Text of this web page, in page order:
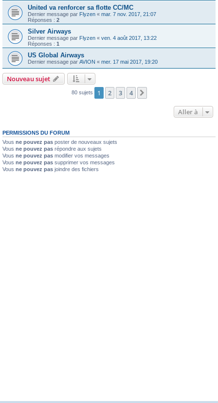
United va renforcer sa flotte CC/MC
Dernier message par Flyzen « mar. 7 nov. 2017, 21:07
Réponses : 2
Silver Airways
Dernier message par Flyzen « ven. 4 août 2017, 13:22
Réponses : 1
US Global Airways
Dernier message par AVION « mer. 17 mai 2017, 19:20
Nouveau sujet
80 sujets 1 2 3 4
Aller à
PERMISSIONS DU FORUM
Vous ne pouvez pas poster de nouveaux sujets
Vous ne pouvez pas répondre aux sujets
Vous ne pouvez pas modifier vos messages
Vous ne pouvez pas supprimer vos messages
Vous ne pouvez pas joindre des fichiers